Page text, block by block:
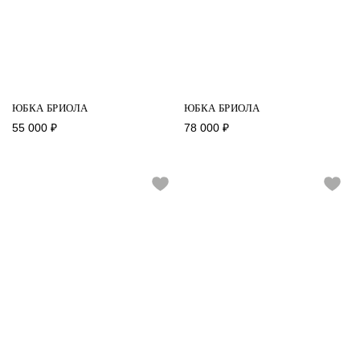
ЮБКА БРИОЛА
55 000 ₽
ЮБКА БРИОЛА
78 000 ₽